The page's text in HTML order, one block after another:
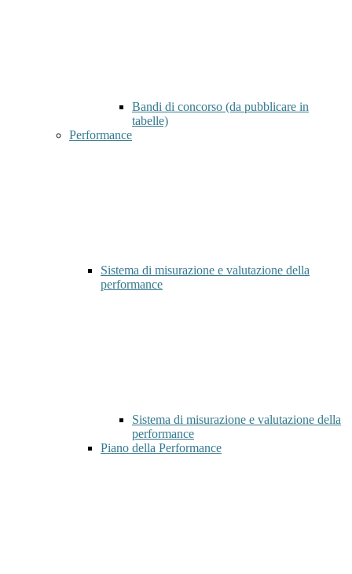
Bandi di concorso (da pubblicare in
tabelle)
Performance
Sistema di misurazione e valutazione della
performance
Sistema di misurazione e valutazione della
performance
Piano della Performance